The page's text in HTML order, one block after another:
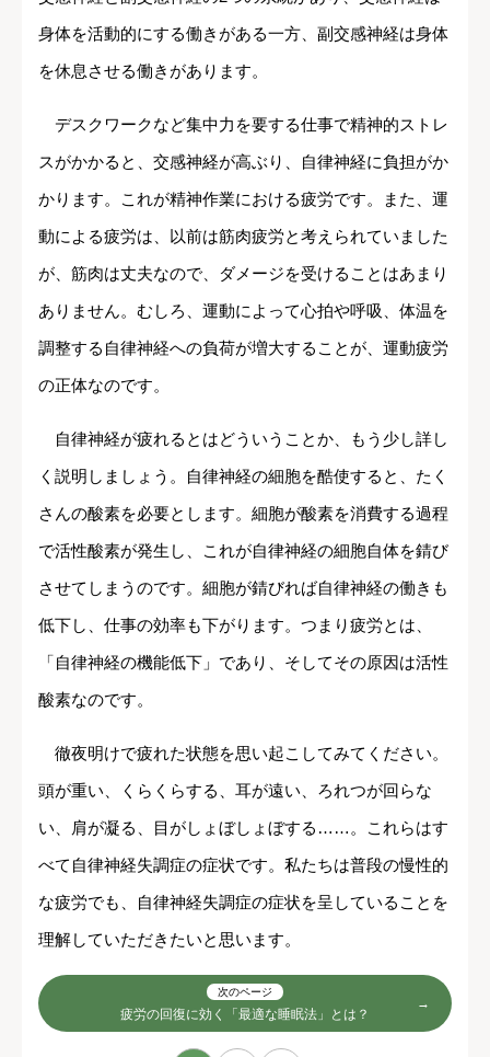
身体を活動的にする働きがある一方、副交感神経は身体
を休息させる働きがあります。
デスクワークなど集中力を要する仕事で精神的ストレ
スがかかると、交感神経が高ぶり、自律神経に負担がか
かります。これが精神作業における疲労です。また、運
動による疲労は、以前は筋肉疲労と考えられていました
が、筋肉は丈夫なので、ダメージを受けることはあまり
ありません。むしろ、運動によって心拍や呼吸、体温を
調整する自律神経への負荷が増大することが、運動疲労
の正体なのです。
自律神経が疲れるとはどういうことか、もう少し詳し
く説明しましょう。自律神経の細胞を酷使すると、たく
さんの酸素を必要とします。細胞が酸素を消費する過程
で活性酸素が発生し、これが自律神経の細胞自体を錆び
させてしまうのです。細胞が錆びれば自律神経の働きも
低下し、仕事の効率も下がります。つまり疲労とは、
「自律神経の機能低下」であり、そしてその原因は活性
酸素なのです。
徹夜明けで疲れた状態を思い起こしてみてください。
頭が重い、くらくらする、耳が遠い、ろれつが回らな
い、肩が凝る、目がしょぼしょぼする……。これらはす
べて自律神経失調症の症状です。私たちは普段の慢性的
な疲労でも、自律神経失調症の症状を呈していることを
理解していただきたいと思います。
次のページ
疲労の回復に効く「最適な睡眠法」とは？